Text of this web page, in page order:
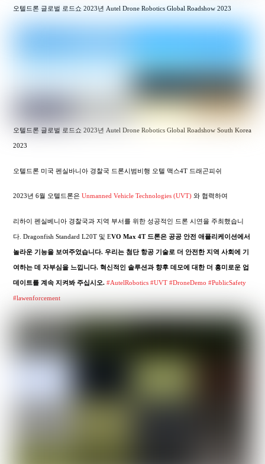
오텔드론 글로벌 로드쇼 2023년 Autel Drone Robotics Global Roadshow 2023
오텔드론 글로벌 로드쇼 2023년 Autel Drone Robotics Global Roadshow South Korea
2023
오텔드론 미국 펜실바니아 경찰국 드론시범비행 오텔 맥스4T 드래곤피쉬
2023년 6월 오텔드론은Unmanned Vehicle Technologies (UVT) 와 협력하여
리하이 펜실베니아 경찰국과 지역 부서를 위한 성공적인 드론 시연을 주최했습니
다. Dragonfish Standard L20T 및 EVO Max 4T 드론은 공공 안전 애플리케이션에서
놀라운 기능을 보여주었습니다. 우리는 첨단 항공 기술로 더 안전한 지역 사회에 기
여하는 데 자부심을 느낍니다. 혁신적인 솔루션과 향후 데모에 대한 더 흥미로운 업
데이트를 계속 지켜봐 주십시오.#AutelRobotics #UVT #DroneDemo #PublicSafety
#lawenforcement